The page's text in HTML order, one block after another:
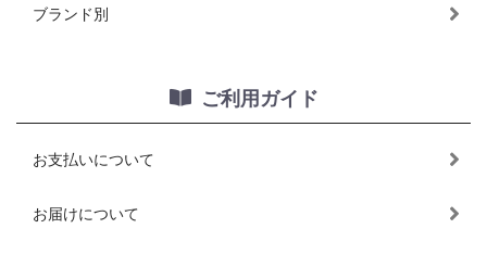
ブランド別
ご利用ガイド
お支払いについて
お届けについて